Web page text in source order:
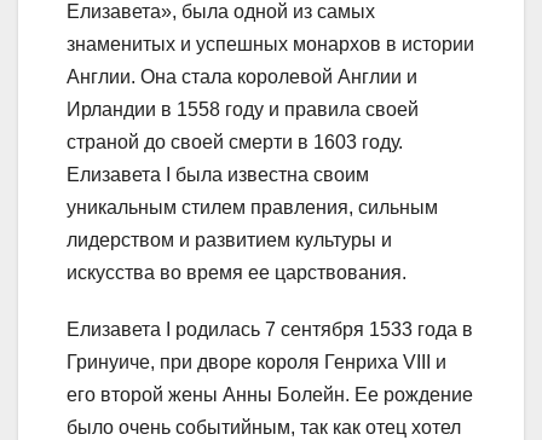
Елизавета», была одной из самых
знаменитых и успешных монархов в истории
Англии. Она стала королевой Англии и
Ирландии в 1558 году и правила своей
страной до своей смерти в 1603 году.
Елизавета I была известна своим
уникальным стилем правления, сильным
лидерством и развитием культуры и
искусства во время ее царствования.
Елизавета I родилась 7 сентября 1533 года в
Гринуиче, при дворе короля Генриха VIII и
его второй жены Анны Болейн. Ее рождение
было очень событийным, так как отец хотел